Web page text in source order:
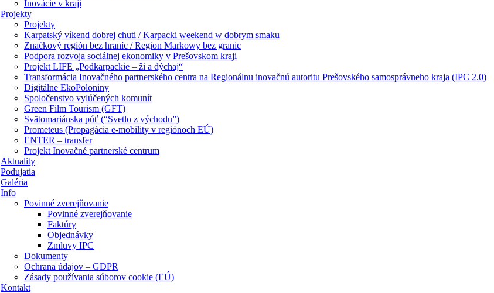
Inovácie v kraji
Projekty
Projekty
Karpatský víkend dobrej chuti / Karpacki weekend w dobrym smaku
Značkový región bez hraníc / Region Markowy bez granic
Podpora rozvoja sociálnej ekonomiky v Prešovskom kraji
Projekt LIFE „Podkarpackie – ži a dýchaj“
Transformácia Inovačného partnerského centra na Regionálnu inovačnú autoritu Prešovského samosprávneho kraja (IPC 2.0)
Digitálne EkoPoloniny
Spoločenstvo vylúčených komunít
Green Film Tourism (GFT)
Svätomariánska púť (“Svetlo z východu”)
Prometeus (Propagácia e-mobility v regiónoch EÚ)
ENTER – transfer
Projekt Inovačné partnerské centrum
Aktuality
Podujatia
Galéria
Info
Povinné zverejňovanie
Povinné zverejňovanie
Faktúry
Objednávky
Zmluvy IPC
Dokumenty
Ochrana údajov – GDPR
Zásady používania súborov cookie (EÚ)
Kontakt